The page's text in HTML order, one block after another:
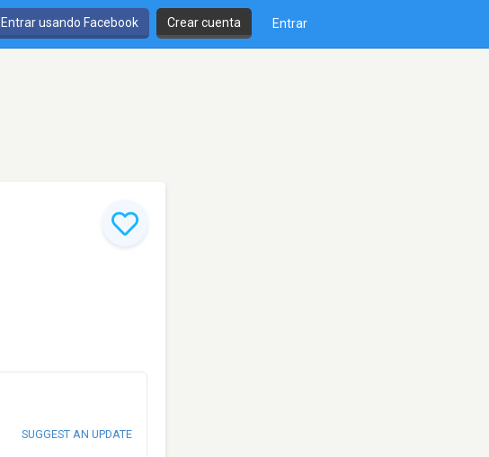
Entrar usando Facebook Crear cuenta Entrar
SUGGEST AN UPDATE